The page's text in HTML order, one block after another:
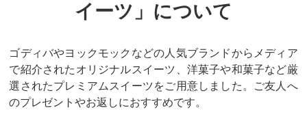
イーツ」 について
ゴディバやヨックモックなどの人気ブランドからメディア
で紹介されたオリジナルスイーツ、洋菓子や和菓子など厳
選されたプレミアムスイーツをご用意しました。ご友人へ
のプレゼントやお返しにおすすめです。